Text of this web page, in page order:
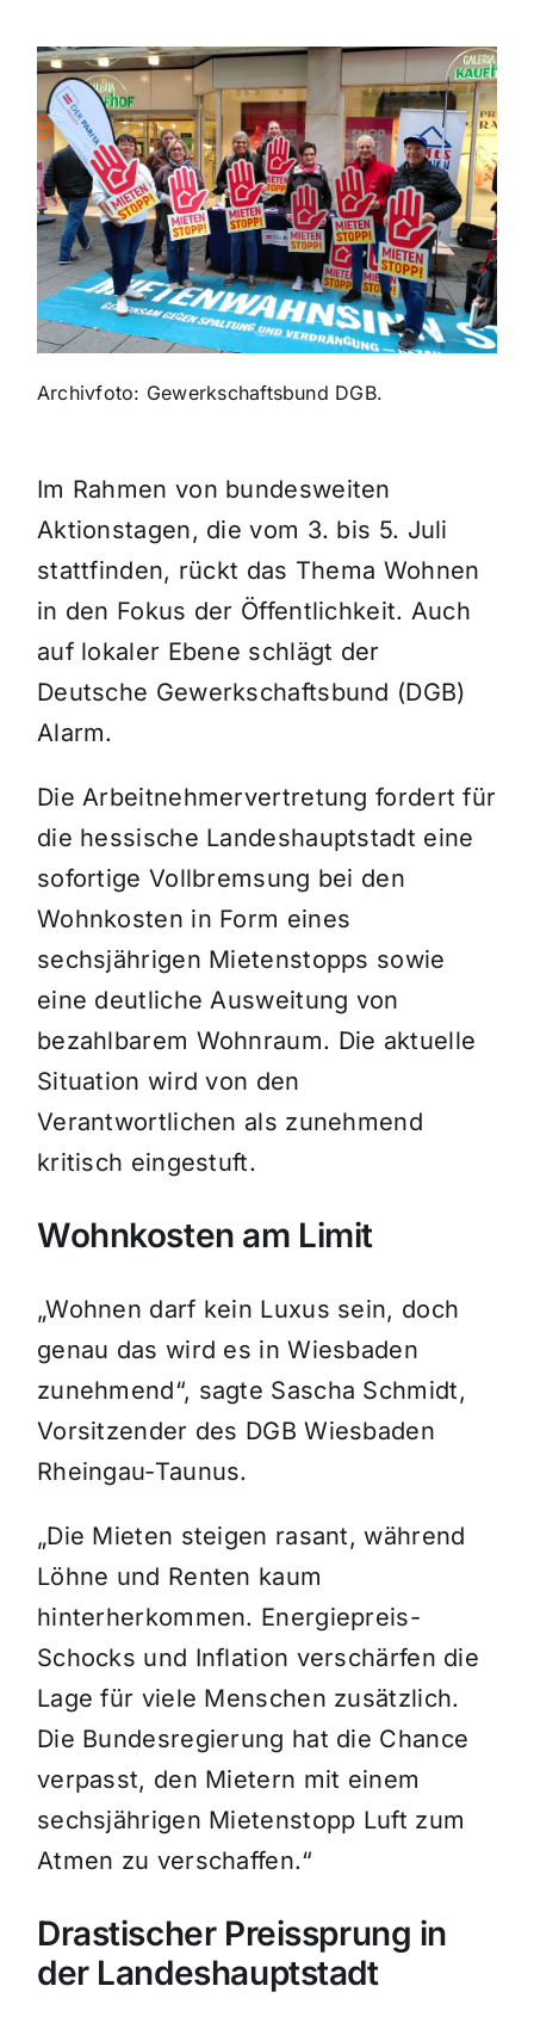
Archivfoto: Gewerkschaftsbund DGB.
Im Rahmen von bundesweiten
Aktionstagen, die vom 3. bis 5. Juli
stattfinden, rückt das Thema Wohnen
in den Fokus der Öffentlichkeit. Auch
auf lokaler Ebene schlägt der
Deutsche Gewerkschaftsbund (DGB)
Alarm.
Die Arbeitnehmervertretung fordert für
die hessische Landeshauptstadt eine
sofortige Vollbremsung bei den
Wohnkosten in Form eines
sechsjährigen Mietenstopps sowie
eine deutliche Ausweitung von
bezahlbarem Wohnraum. Die aktuelle
Situation wird von den
Verantwortlichen als zunehmend
kritisch eingestuft.
Wohnkosten am Limit
„Wohnen darf kein Luxus sein, doch
genau das wird es in Wiesbaden
zunehmend“, sagte Sascha Schmidt,
Vorsitzender des DGB Wiesbaden
Rheingau-Taunus.
„Die Mieten steigen rasant, während
Löhne und Renten kaum
hinterherkommen. Energiepreis-
Schocks und Inflation verschärfen die
Lage für viele Menschen zusätzlich.
Die Bundesregierung hat die Chance
verpasst, den Mietern mit einem
sechsjährigen Mietenstopp Luft zum
Atmen zu verschaffen.“
Drastischer Preissprung in
der Landeshauptstadt